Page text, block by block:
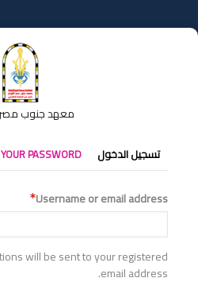
إلى
المحتوى
معهد جنوب مصر
التبويبات
الأساسية
تسجيل الدخول PASSWORD
Username or email address
will be sent to your registered
email address.